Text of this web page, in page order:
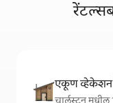
एकूण व्हेकेशन
चार्लस्टन